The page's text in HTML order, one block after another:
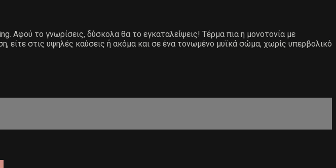
Αφού το γνωρίσεις, δύσκολα θα το εγκαταλείψεις! Τέρμα πια η μονοτονία με
είτε στις υψηλές καύσεις ή ακόμα και σε ένα τονωμένο μυϊκά σώμα, χωρίς υπερβολικό